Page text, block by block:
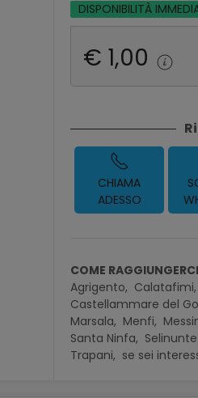
DISPONIBILITÀ
€ 1,00
CHIAMA
ADESSO
COME
Agrigento, Calatafimi,
Castellammare del
Marsala, Menfi,
Santa Ninfa,
Trapani, se sei